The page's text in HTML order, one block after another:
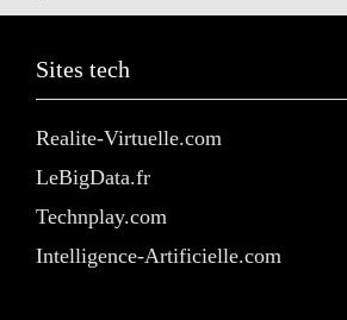
Sites tech
Realite-Virtuelle.com
LeBigData.fr
Technplay.com
Intelligence-Artificielle.com